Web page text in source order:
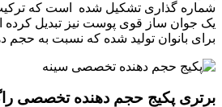
شماره گذاری تشکیل شده است که ترکیب
یک جوان ساز قوی پوست نیز تبدیل
برای بانوان تولید شده که نسبت به حجم
برتری پکیج حجم دهنده تخصصی